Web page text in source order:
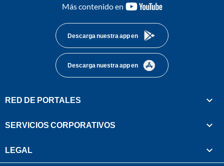
Más contenido en
youtube-
Descarga nuestra app en
Descarga nuestra app en
RED DE PORTALES
SERVICIOS CORPORATIVOS
LEGAL